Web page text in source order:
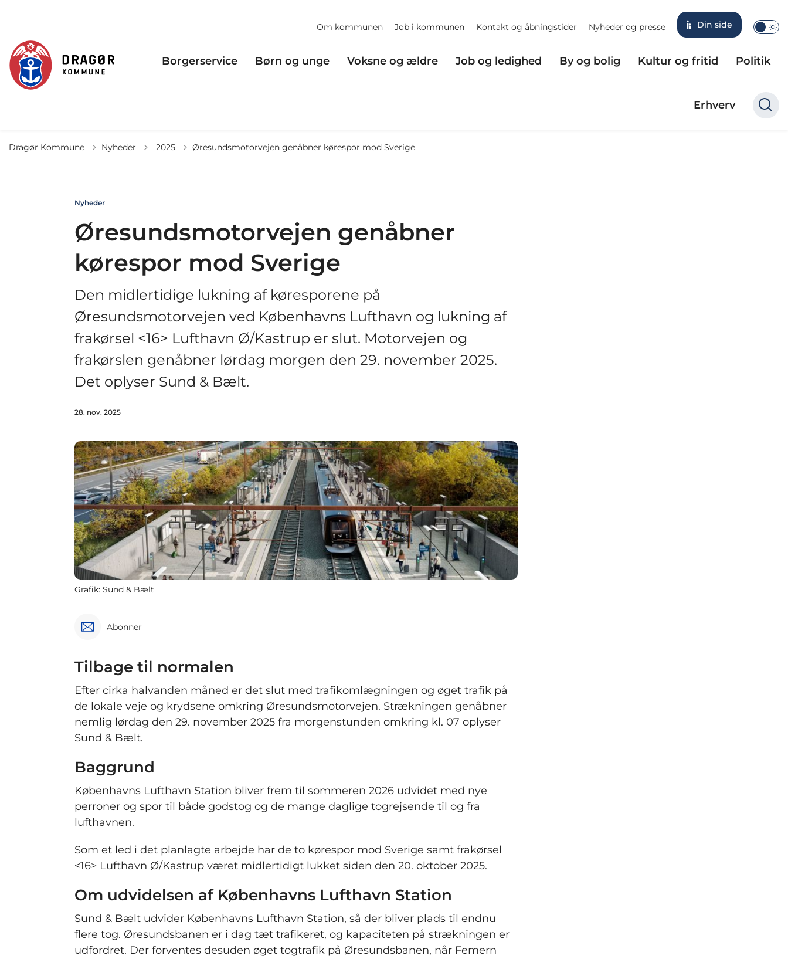
Om kommunen Job i kommunen Kontakt og åbningstider Nyheder og presse Din side
Borgerservice Børn og unge Voksne og ældre Job og ledighed By og bolig Kultur og fritid Politik
Erhverv
Dragør Kommune Nyheder Tilbage til
2025 Øresundsmotorvejen genåbner kørespor mod Sverige
Nyheder
Øresundsmotorvejen genåbner
kørespor mod Sverige
Den midlertidige lukning af køresporene på
Øresundsmotorvejen ved Københavns Lufthavn og lukning af
frakørsel <16> Lufthavn Ø/Kastrup er slut. Motorvejen og
frakørslen genåbner lørdag morgen den 29. november 2025.
Det oplyser Sund & Bælt.
28. nov. 2025
Grafik: Sund & Bælt
Abonner
Tilbage til normalen
Efter cirka halvanden måned er det slut med trafikomlægningen og øget trafik på
de lokale veje og krydsene omkring Øresundsmotorvejen. Strækningen genåbner
nemlig lørdag den 29. november 2025 fra morgenstunden omkring kl. 07 oplyser
Sund & Bælt.
Baggrund
Københavns Lufthavn Station bliver frem til sommeren 2026 udvidet med nye
perroner og spor til både godstog og de mange daglige togrejsende til og fra
lufthavnen.
Som et led i det planlagte arbejde har de to kørespor mod Sverige samt frakørsel
<16> Lufthavn Ø/Kastrup været midlertidigt lukket siden den 20. oktober 2025.
Om udvidelsen af Københavns Lufthavn Station
Sund & Bælt udvider Københavns Lufthavn Station, så der bliver plads til endnu
flere tog. Øresundsbanen er i dag tæt trafikeret, og kapaciteten på strækningen er
udfordret. Der forventes desuden øget togtrafik på Øresundsbanen, når Femern